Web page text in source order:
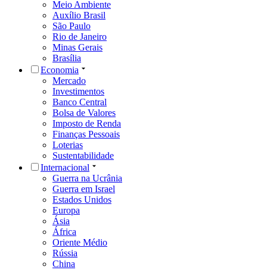
Meio Ambiente
Auxílio Brasil
São Paulo
Rio de Janeiro
Minas Gerais
Brasília
Economia
Mercado
Investimentos
Banco Central
Bolsa de Valores
Imposto de Renda
Finanças Pessoais
Loterias
Sustentabilidade
Internacional
Guerra na Ucrânia
Guerra em Israel
Estados Unidos
Europa
Ásia
África
Oriente Médio
Rússia
China